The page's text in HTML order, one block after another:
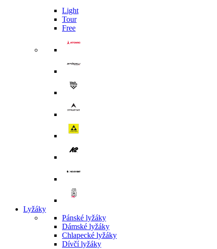
Light
Tour
Free
Lyžáky
Pánské lyžáky
Dámské lyžáky
Chlapecké lyžáky
Dívčí lyžáky